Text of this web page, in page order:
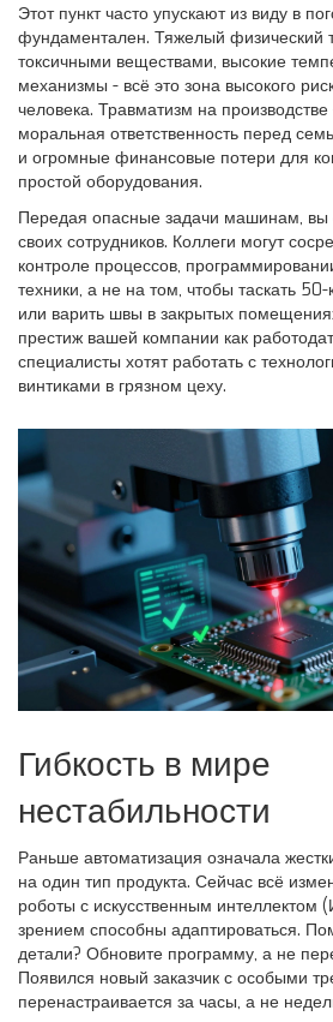
Этот пункт часто упускают из виду в
фундаментален. Тяжелый физический
токсичными веществами, высокие
механизмы - всё это зона высокого
человека. Травматизм на производстве
моральная ответственность перед
и огромные финансовые потери для
простой оборудования.
Передая опасные задачи машинам, вы
своих сотрудников. Коллеги могут
контроле процессов,
техники, а не на том, чтобы таскать
или варить швы в закрытых
престиж вашей компании как
специалисты хотят работать с
винтиками в грязном цеху.
Гибкость в мире
нестабильности
Раньше автоматизация означала
на один тип продукта. Сейчас всё
роботы с искусственным
зрением способны адаптироваться.
детали? Обновите программу, а не
Появился новый заказчик с особыми
перенастраивается за часы, а не